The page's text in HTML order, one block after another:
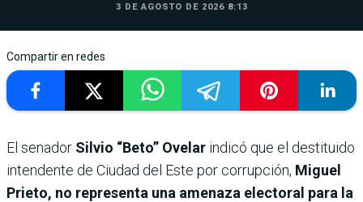
3 DE AGOSTO DE 2026 8:13
Compartir en redes
El senador Silvio “Beto” Ovelar indicó que el destituido
intendente de Ciudad del Este por corrupción, Miguel
Prieto, no representa una amenaza electoral para la